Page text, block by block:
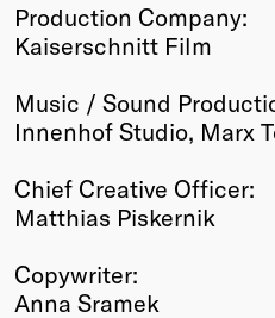
Production Company:
Kaiserschnitt Film
Music / Sound
Innenhof Studio, Marx
Chief Creative Officer:
Matthias Piskernik
Copywriter:
Anna Sramek